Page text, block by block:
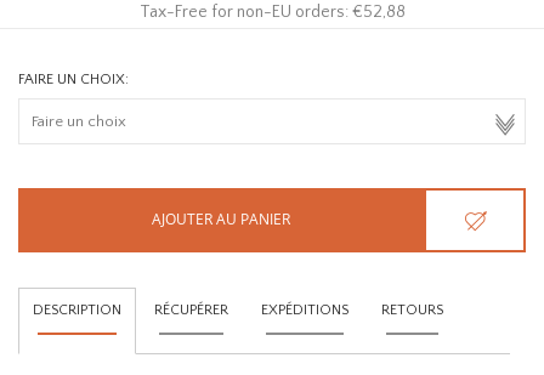
Tax-Free for non-EU orders: €52,88
FAIRE UN CHOIX:
AJOUTER AU PANIER
DESCRIPTION RÉCUPÉRER EXPÉDITIONS RETOURS